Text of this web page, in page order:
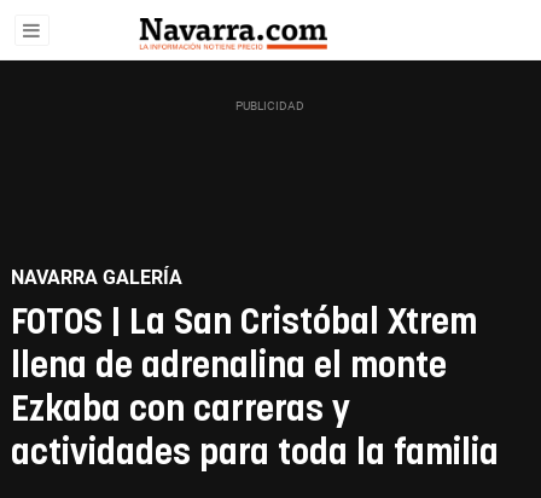
NAVARRA GALERÍA
FOTOS | La San Cristóbal Xtrem
llena de adrenalina el monte
Ezkaba con carreras y
actividades para toda la familia